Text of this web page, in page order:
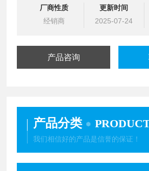
厂商性质
经销商
更新时间
2025-07-24
产品咨询
产品分类
我们相信好的产品是信誉的保证！